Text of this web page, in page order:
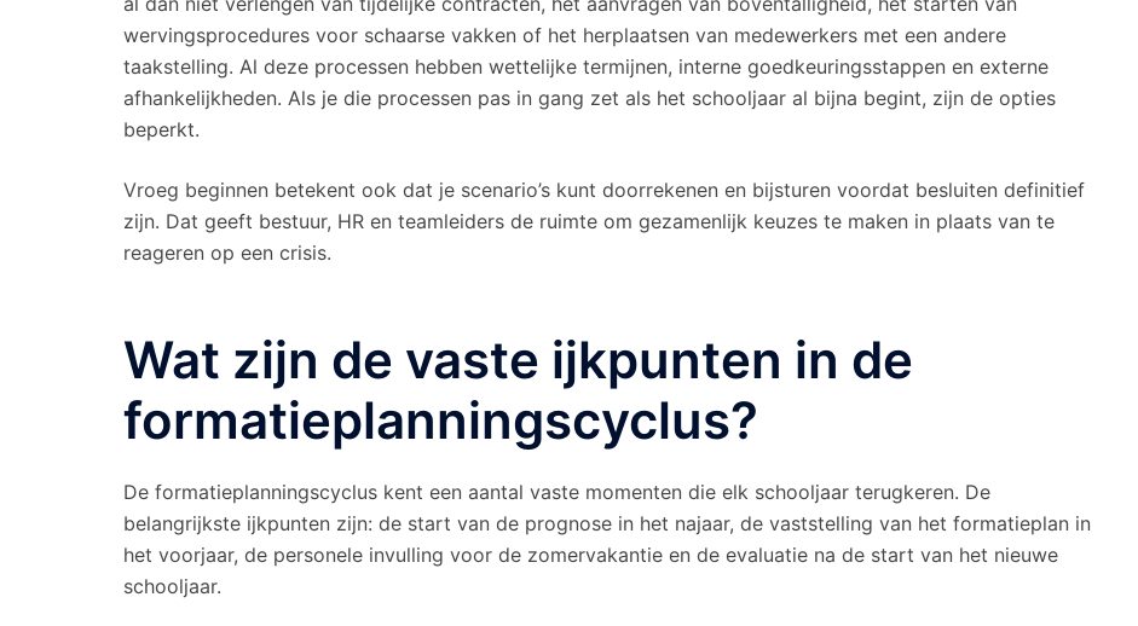
wervingsprocedures voor schaarse vakken of het herplaatsen van medewerkers met een andere
taakstelling. Al deze processen hebben wettelijke termijnen, interne goedkeuringsstappen en externe
afhankelijkheden. Als je die processen pas in gang zet als het schooljaar al bijna begint, zijn de opties
beperkt.
Vroeg beginnen betekent ook dat je scenario’s kunt doorrekenen en bijsturen voordat besluiten definitief
zijn. Dat geeft bestuur, HR en teamleiders de ruimte om gezamenlijk keuzes te maken in plaats van te
reageren op een crisis.
Wat zijn de vaste ijkpunten in de
formatieplanningscyclus?
De formatieplanningscyclus kent een aantal vaste momenten die elk schooljaar terugkeren. De
belangrijkste ijkpunten zijn: de start van de prognose in het najaar, de vaststelling van het formatieplan in
het voorjaar, de personele invulling voor de zomervakantie en de evaluatie na de start van het nieuwe
schooljaar.